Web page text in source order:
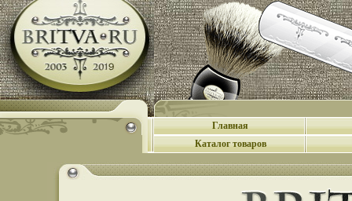
Главная
Каталог товаров